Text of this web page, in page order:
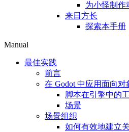
为小怪制作
来日方长
探索本手册
Manual
最佳实践
前言
在 Godot 中应用面向对
脚本在引擎中的
场景
场景组织
如何有效地建立